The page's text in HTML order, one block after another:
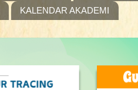
KALENDAR AKADEMI